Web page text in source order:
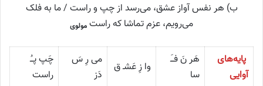
ب) هر نفس آواز عشق، می‌رسد از چپ و راست / ما به فلک
می‌رویم، عزم تماشا که راست مولوی
پایه‌های
آوایی
هَر نَ فـَ
سا
وا زِ عَشـ ق
می رِ سَ
دَز
چَپ پـُ
راست